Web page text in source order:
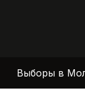
Выборы в